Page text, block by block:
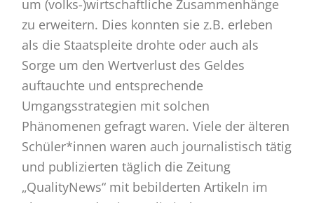
um (volks-)wirtschaftliche Zusammenhänge
zu erweitern. Dies konnten sie z.B. erleben
als die Staatspleite drohte oder auch als
Sorge um den Wertverlust des Geldes
auftauchte und entsprechende
Umgangsstrategien mit solchen
Phänomenen gefragt waren. Viele der älteren
Schüler*innen waren auch journalistisch tätig
und publizierten täglich die Zeitung
„QualityNews“ mit bebilderten Artikeln im